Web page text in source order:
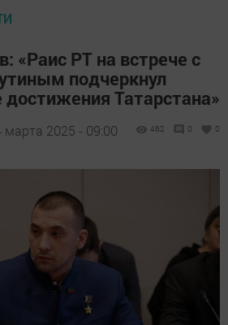
«Раис РТ на встрече с
подчеркнул
Татарстана»
марта 2025 - 09:00 462 0 0